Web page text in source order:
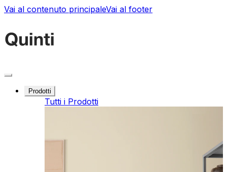
Vai al contenuto principaleVai al footer
Prodotti
Tutti i Prodotti